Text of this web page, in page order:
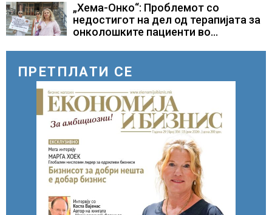
Геј“ и учесниците во
бомбардирањето го доживуваа овој
настан што го промени текот на
„Хема-Онко“: Проблемот со
недостигот на дел од терапијата за
онколошките пациенти во
ПРЕТПЛАТИ СЕ